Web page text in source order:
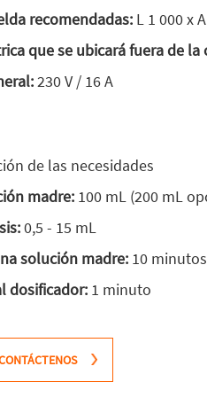
recomendadas: L 1 000 x
que se ubicará fuera de
230 V / 16 A
de las necesidades
madre: 100 mL (200 mL
0,5 - 15 mL
solución madre: 10 minutos
dosificador: 1 minuto